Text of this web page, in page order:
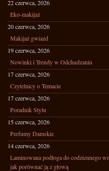
22 czerwca, 2026
Eko-makijaż
20 czerwca, 2026
Makijaż gwiazd
19 czerwca, 2026
Nowinki i Trendy w Odchudzaniu
17 czerwca, 2026
Czytelnicy o Temacie
17 czerwca, 2026
Poradnik Stylu
15 czerwca, 2026
Perfumy Damskie
14 czerwca, 2026
Laminowana podłoga do codziennego
jak porównać ją z głową